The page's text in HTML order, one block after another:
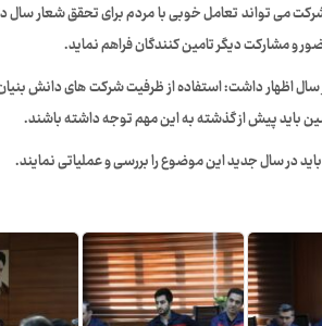
می تواند تعامل خوبی با مردم برای تحقق شعار
و مشارکت دیگر تامین کنندگان فراهم نماید.
اظهار داشت: استفاده از ظرفیت شرکت های دانش
باید پیش از گذشته به این مهم توجه داشته باشند.
در سال جدید این موضوع را بررسی و عملیاتی نمایند.